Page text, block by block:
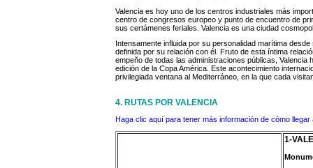
Valencia es hoy uno de los centros industriales más
centro de congresos europeo y punto de encuentro de
sus certámenes feriales. Valencia es una ciudad
Intensamente influida por su personalidad marítima
definida por su relación con él. Fruto de esta íntima
empeño de todas las administraciones públicas, Valencia
edición de la Copa América. Este acontecimiento
privilegiada ventana al Mediterráneo, en la que cada
4. RUTAS POR VALENCIA
Haga clic aquí para tener más información de cómo llegar
1-